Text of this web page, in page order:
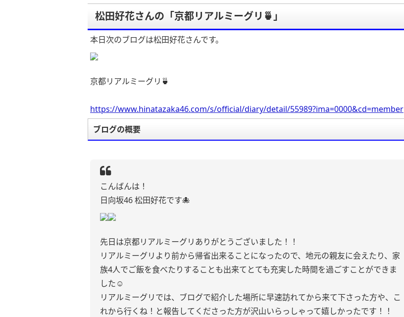
松田好花さんの「京都リアルミーグリ🍵」
本日次のブログは松田好花さんです。
京都リアルミーグリ🍵
https://www.hinatazaka46.com/s/official/diary/detail/55989?ima=0000&cd=member
ブログの概要
こんばんは！
日向坂46 松田好花です🐙
先日は京都リアルミーグリありがとうございました！！
リアルミーグリより前から帰省出来ることになったので、地元の親友に会えたり、家
族4人でご飯を食べたりすることも出来てとても充実した時間を過ごすことができま
した☺️
リアルミーグリでは、ブログで紹介した場所に早速訪れてから来て下さった方や、こ
れから行くね！と報告してくださった方が沢山いらっしゃって嬉しかったです！！